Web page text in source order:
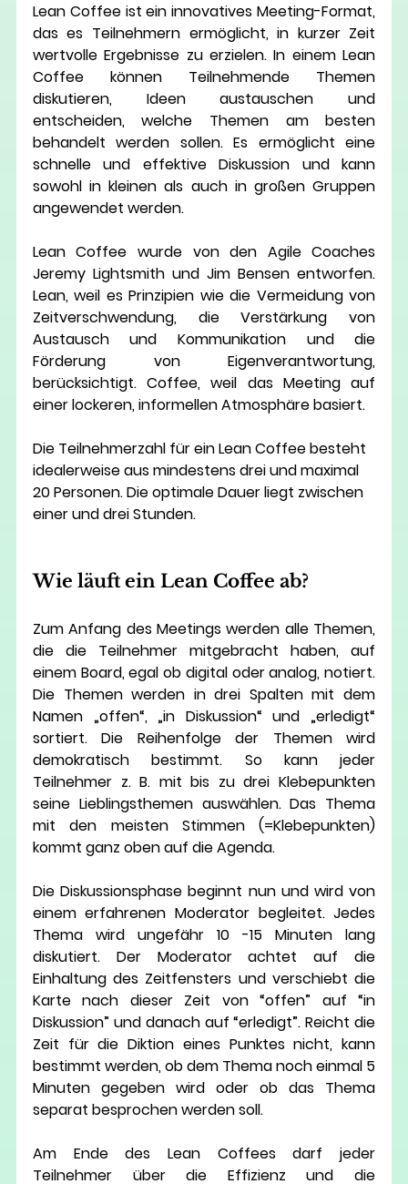
Lean Coffee ist ein innovatives Meeting-Format,
das es Teilnehmern ermöglicht, in kurzer Zeit
wertvolle Ergebnisse zu erzielen. In einem Lean
Coffee können Teilnehmende Themen
diskutieren, Ideen austauschen und
entscheiden, welche Themen am besten
behandelt werden sollen. Es ermöglicht eine
schnelle und effektive Diskussion und kann
sowohl in kleinen als auch in großen Gruppen
angewendet werden.
Lean Coffee wurde von den Agile Coaches
Jeremy Lightsmith und Jim Bensen entworfen.
Lean, weil es Prinzipien wie die Vermeidung von
Zeitverschwendung, die Verstärkung von
Austausch und Kommunikation und die
Förderung von Eigenverantwortung,
berücksichtigt. Coffee, weil das Meeting auf
einer lockeren, informellen Atmosphäre basiert.
Die Teilnehmerzahl für ein Lean Coffee besteht
idealerweise aus mindestens drei und maximal
20 Personen. Die optimale Dauer liegt zwischen
einer und drei Stunden.
Wie läuft ein Lean Coffee ab?
Zum Anfang des Meetings werden alle Themen,
die die Teilnehmer mitgebracht haben, auf
einem Board, egal ob digital oder analog, notiert.
Die Themen werden in drei Spalten mit dem
Namen „offen“, „in Diskussion“ und „erledigt“
sortiert. Die Reihenfolge der Themen wird
demokratisch bestimmt. So kann jeder
Teilnehmer z. B. mit bis zu drei Klebepunkten
seine Lieblingsthemen auswählen. Das Thema
mit den meisten Stimmen (=Klebepunkten)
kommt ganz oben auf die Agenda.
Die Diskussionsphase beginnt nun und wird von
einem erfahrenen Moderator begleitet. Jedes
Thema wird ungefähr 10 -15 Minuten lang
diskutiert. Der Moderator achtet auf die
Einhaltung des Zeitfensters und verschiebt die
Karte nach dieser Zeit von “offen” auf “in
Diskussion” und danach auf “erledigt”. Reicht die
Zeit für die Diktion eines Punktes nicht, kann
bestimmt werden, ob dem Thema noch einmal 5
Minuten gegeben wird oder ob das Thema
separat besprochen werden soll.
Am Ende des Lean Coffees darf jeder
Teilnehmer über die Effizienz und die